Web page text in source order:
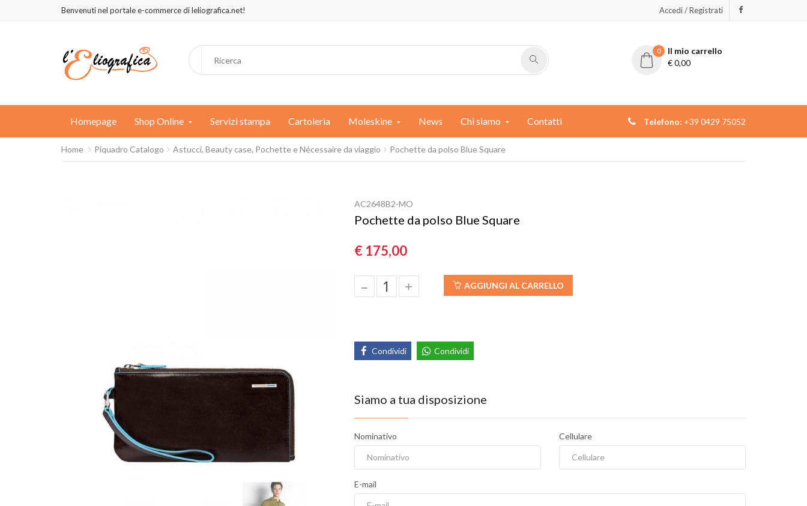
Benvenuti nel portale e-commerce di leliografica.net! Accedi / Registrati
0
Il mio carrello
€0,00
Homepage Shop Online Servizi stampa Cartoleria Moleskine News Chi siamo Contatti Telefono: +39 0429 75052
Home Piquadro Catalogo Astucci, Beauty case, Pochette e Nécessaire da viaggio Pochette da polso Blue Square
AC2648B2-MO
Pochette da polso Blue Square
€ 175,00
– + AGGIUNGI AL CARRELLO
Condividi Condividi
Siamo a tua disposizione
Nominativo Cellulare
E-mail